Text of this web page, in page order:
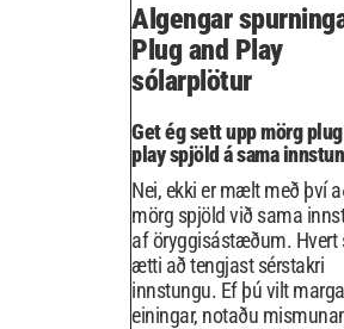
Algengar
Plug and Play
sólarplötur
Get ég sett upp mörg
play spjöld á sama
Nei, ekki er mælt með því
mörg spjöld við sama
af öryggisástæðum. Hvert
ætti að tengjast sérstakri
innstungu. Ef þú vilt
einingar, notaðu